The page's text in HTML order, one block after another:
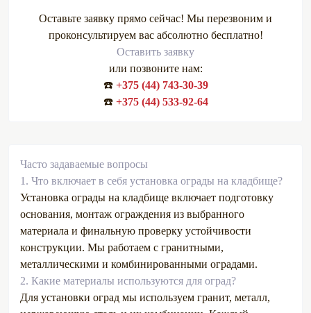
Оставьте заявку прямо сейчас! Мы перезвоним и
проконсультируем вас абсолютно бесплатно!
Оставить заявку
или позвоните нам:
☎️ +375 (44) 743-30-39
☎️ +375 (44) 533-92-64
Часто задаваемые вопросы
1. Что включает в себя установка ограды на кладбище?
Установка ограды на кладбище включает подготовку
основания, монтаж ограждения из выбранного
материала и финальную проверку устойчивости
конструкции. Мы работаем с гранитными,
металлическими и комбинированными оградами.
2. Какие материалы используются для оград?
Для установки оград мы используем гранит, металл,